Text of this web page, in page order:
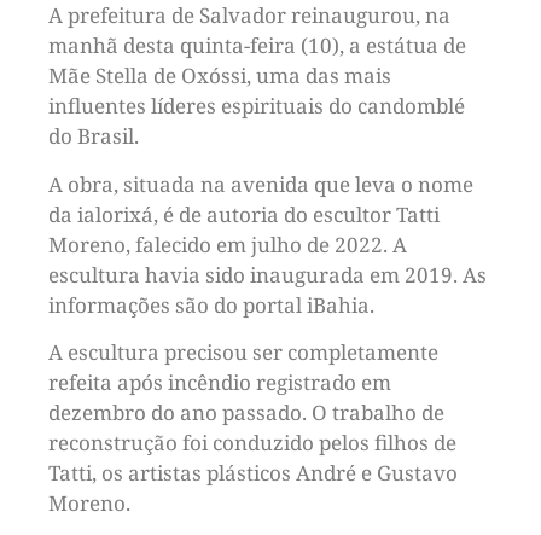
A prefeitura de Salvador reinaugurou, na
manhã desta quinta-feira (10), a estátua de
Mãe Stella de Oxóssi, uma das mais
influentes líderes espirituais do candomblé
do Brasil.
A obra, situada na avenida que leva o nome
da ialorixá, é de autoria do escultor Tatti
Moreno, falecido em julho de 2022. A
escultura havia sido inaugurada em 2019. As
informações são do portal iBahia.
A escultura precisou ser completamente
refeita após incêndio registrado em
dezembro do ano passado. O trabalho de
reconstrução foi conduzido pelos filhos de
Tatti, os artistas plásticos André e Gustavo
Moreno.